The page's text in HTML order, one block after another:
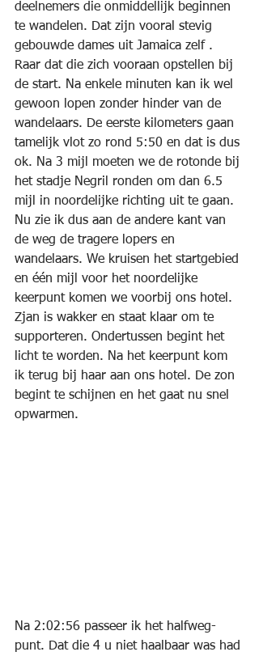
deelnemers die onmiddellijk beginnen
te wandelen. Dat zijn vooral stevig
gebouwde dames uit Jamaica zelf .
Raar dat die zich vooraan opstellen bij
de start. Na enkele minuten kan ik wel
gewoon lopen zonder hinder van de
wandelaars. De eerste kilometers gaan
tamelijk vlot zo rond 5:50 en dat is dus
ok. Na 3 mijl moeten we de rotonde bij
het stadje Negril ronden om dan 6.5
mijl in noordelijke richting uit te gaan.
Nu zie ik dus aan de andere kant van
de weg de tragere lopers en
wandelaars. We kruisen het startgebied
en één mijl voor het noordelijke
keerpunt komen we voorbij ons hotel.
Zjan is wakker en staat klaar om te
supporteren. Ondertussen begint het
licht te worden. Na het keerpunt kom
ik terug bij haar aan ons hotel. De zon
begint te schijnen en het gaat nu snel
opwarmen.
Na 2:02:56 passeer ik het halfweg-
punt. Dat die 4 u niet haalbaar was had